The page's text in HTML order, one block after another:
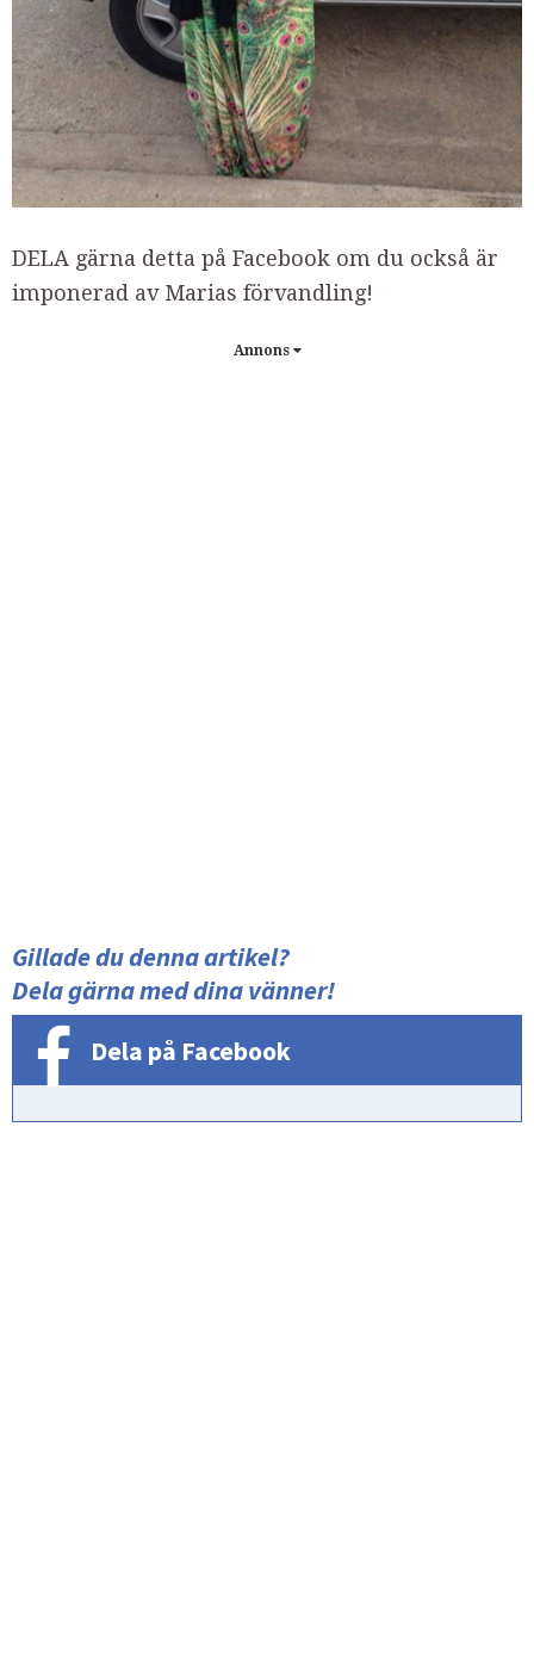
DELA gärna detta på Facebook om du också är
imponerad av Marias förvandling!
Annons
Gillade du denna artikel?
Dela gärna med dina vänner!
Dela på Facebook